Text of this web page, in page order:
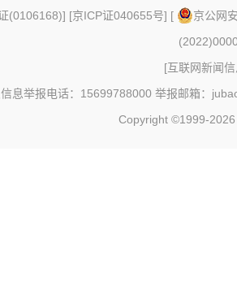
(0106168)] [京ICP证040655号] [
京公网
[互联网新闻
息举报电话：15699788000 举报邮箱：
Copyright ©1999-